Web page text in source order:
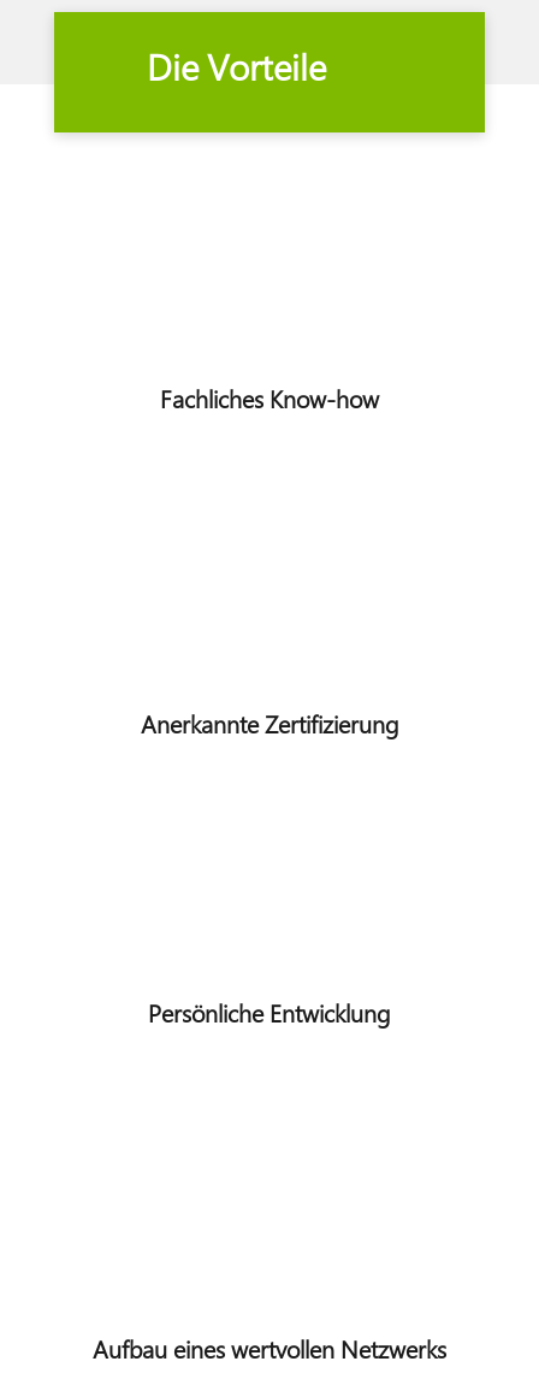
Die Vorteile
Fachliches Know-how
Anerkannte Zertifizierung
Persönliche Entwicklung
Aufbau eines wertvollen Netzwerks